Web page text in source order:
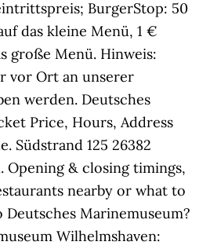
BurgerStop: 50
das kleine Menü, 1 €
große Menü. Hinweis:
vor Ort an unserer
werden. Deutsches
Price, Hours, Address
Südstrand 125 26382
Opening & closing timings,
nearby or what to
Marinemuseum?
Wilhelmshaven: